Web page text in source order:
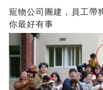
寵物公司團建，員工帶
你最好有事